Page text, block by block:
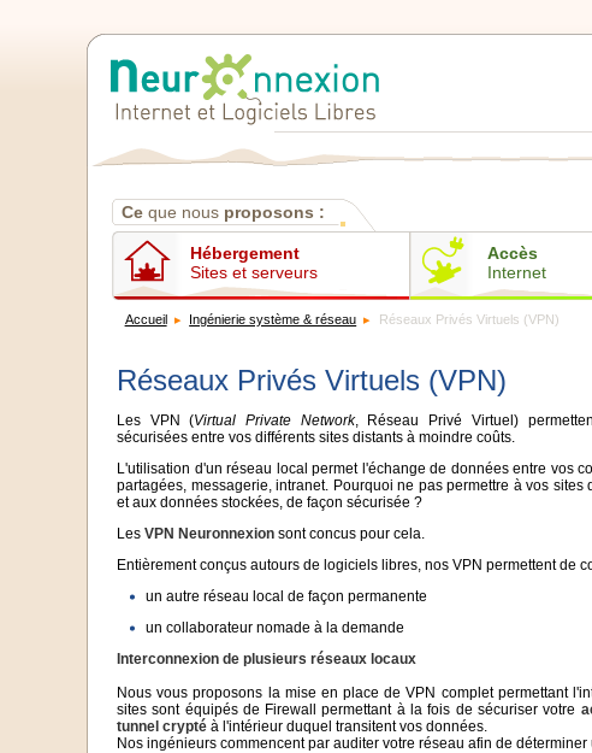
Ce que nous proposons :
Hébergement
Sites et serveurs
Accès
Internet
Accueil Ingénierie système & réseau Réseaux Privés Virtuels (VPN)
Réseaux Privés Virtuels (VPN)
Les VPN (Virtual Private Network, Réseau Privé Virtuel)
sécurisées entre vos différents sites distants à moindre coûts.
L'utilisation d'un réseau local permet l'échange de données entre vos
partagées, messagerie, intranet. Pourquoi ne pas permettre à vos sites
et aux données stockées, de façon sécurisée ?
Les VPN Neuronnexion sont concus pour cela.
Entièrement conçus autours de logiciels libres, nos VPN permettent de
un autre réseau local de façon permanente
un collaborateur nomade à la demande
Interconnexion de plusieurs réseaux locaux
Nous vous proposons la mise en place de VPN complet permettant
sites sont équipés de Firewall permettant à la fois de sécuriser votre
tunnel crypté à l'intérieur duquel transitent vos données.
Nos ingénieurs commencent par auditer votre réseau afin de